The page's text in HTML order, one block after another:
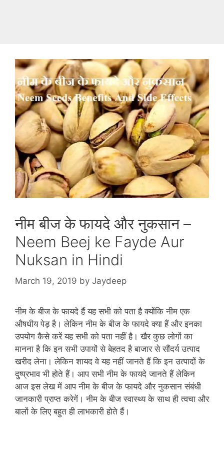
नीम बीज के फायदे और नुकसान –
Neem Beej ke Fayde Aur
Nuksan in Hindi
March 19, 2019 by Jaydeep
नीम के बीज के फायदे हैं यह सभी को पता है क्‍योंकि नीम एक
औषधीय पेड़ है। लेकिन नीम के बीज के फायदे क्‍या हैं और इनका
उपयोग कैसे करें यह सभी को पता नहीं है। खैर कुछ लोगों का
मानना है कि इन सभी उपायों से बेहतद है बाजार से सौंदर्य उत्‍पाद
खरीद लेना। लेकिन शायद वे यह नहीं जानते हैं कि इन उत्पादों के
दुष्‍प्रभाव भी होते हैं। आप सभी नीम के फायदे जानते हैं लेकिन
आज इस लेख में आप नीम के बीज के फायदे और नुकसान संबंधी
जानकारी प्राप्‍त करेगें। नीम के बीज स्‍वास्‍थ्‍य के साथ ही त्‍वचा और
बालों के लिए बहुत ही लाभकारी होते हैं।